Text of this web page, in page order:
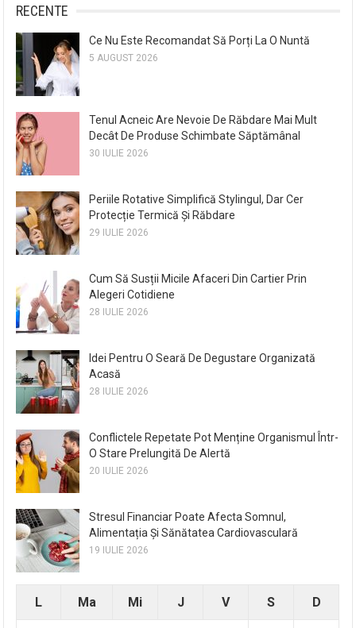
RECENTE
Ce Nu Este Recomandat Să Porți La O Nuntă
5 AUGUST 2026
Tenul Acneic Are Nevoie De Răbdare Mai Mult
Decât De Produse Schimbate Săptămânal
30 IULIE 2026
Periile Rotative Simplifică Stylingul, Dar Cer
Protecție Termică Și Răbdare
29 IULIE 2026
Cum Să Susții Micile Afaceri Din Cartier Prin
Alegeri Cotidiene
28 IULIE 2026
Idei Pentru O Seară De Degustare Organizată
Acasă
28 IULIE 2026
Conflictele Repetate Pot Menține Organismul Într-
O Stare Prelungită De Alertă
20 IULIE 2026
Stresul Financiar Poate Afecta Somnul,
Alimentația Și Sănătatea Cardiovasculară
19 IULIE 2026
L Ma Mi J V S D